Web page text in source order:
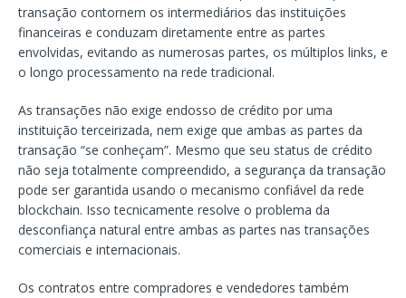
transação contornem os intermediários das instituições
financeiras e conduzam diretamente entre as partes
envolvidas, evitando as numerosas partes, os múltiplos links, e
o longo processamento na rede tradicional.
As transações não exige endosso de crédito por uma
instituição terceirizada, nem exige que ambas as partes da
transação “se conheçam”. Mesmo que seu status de crédito
não seja totalmente compreendido, a segurança da transação
pode ser garantida usando o mecanismo confiável da rede
blockchain. Isso tecnicamente resolve o problema da
desconfiança natural entre ambas as partes nas transações
comerciais e internacionais.
Os contratos entre compradores e vendedores também